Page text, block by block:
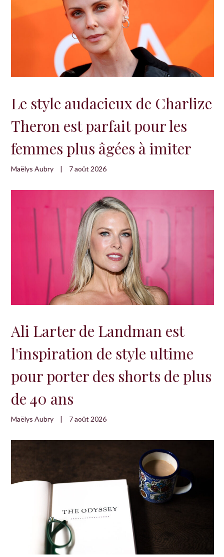
Le style audacieux de Charlize
Theron est parfait pour les
femmes plus âgées à imiter
Maëlys Aubry 7 août 2026
Ali Larter de Landman est
l'inspiration de style ultime
pour porter des shorts de plus
de 40 ans
Maëlys Aubry | 7 août 2026